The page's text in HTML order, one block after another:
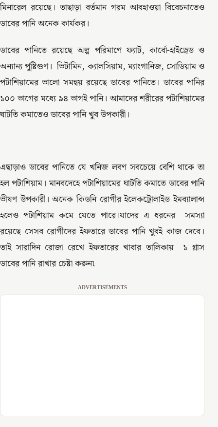
মিনারেল রয়েছে। তাছাড়া বর্তমান গরম আবহাওয়া বিবেচনাতেও
ডাবের পানি অনেক কার্যকর।
ডাবের পানিতে রয়েছে অল্প পরিমাণে ফ্যাট, কার্বো-হাইড্রেড ও
অন্যান্য পুষ্টিগুণ। ভিটামিন, ক্যালসিয়াম, ম্যাংগানিজ, সোডিয়াম ও
পটাশিয়ামের ভালো সমন্বয় রয়েছে ডাবের পানিতে। ডাবের পানির
১০০ ভাগের মধ্যে ৯৪ ভাগই পানি। আমাদের শরীরের পটাশিয়ামের
ঘাটতি কমাতেও ডাবের পানি খুব উপকারী।
এছাড়াও ডাবের পানিতে যে খনিজ লবণ সবচেয়ে বেশি থাকে তা
হল পটাশিয়াম। মানবদেহে পটাশিয়ামের ঘাটতি কমাতে ডাবের পানি
ভীষণ উপকারী। অনেক কিডনি রোগীর ইলেকট্রোলাইড ইমব্যালান্স
হলেও পটাশিয়াম কমে যেতে পারে।যাদের এ ধরনের সমস্যা
রয়েছে সেসব রোগীদের ইফতারে ডাবের পানি খুবই কাজ দেবে।
তাই সারাদিন রোজা রেখে ইফতারের খাবার তালিকায় ১ গ্লাস
ডাবের পানি রাখার চেষ্টা করুন৷
ADVERTISEMENTS